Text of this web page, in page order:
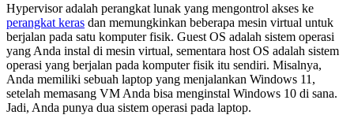
Hypervisor adalah perangkat lunak yang mengontrol akses ke
perangkat keras dan memungkinkan beberapa mesin virtual untuk
berjalan pada satu komputer fisik. Guest OS adalah sistem operasi
yang Anda instal di mesin virtual, sementara host OS adalah sistem
operasi yang berjalan pada komputer fisik itu sendiri. Misalnya,
Anda memiliki sebuah laptop yang menjalankan Windows 11,
setelah memasang VM Anda bisa menginstal Windows 10 di sana.
Jadi, Anda punya dua sistem operasi pada laptop.